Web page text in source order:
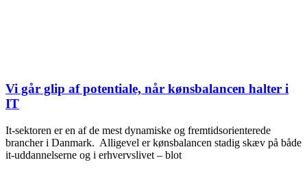
Vi går glip af potentiale, når kønsbalancen halter i
IT
It-sektoren er en af de mest dynamiske og fremtidsorienterede
brancher i Danmark. Alligevel er kønsbalancen stadig skæv på både
it-uddannelserne og i erhvervslivet – blot